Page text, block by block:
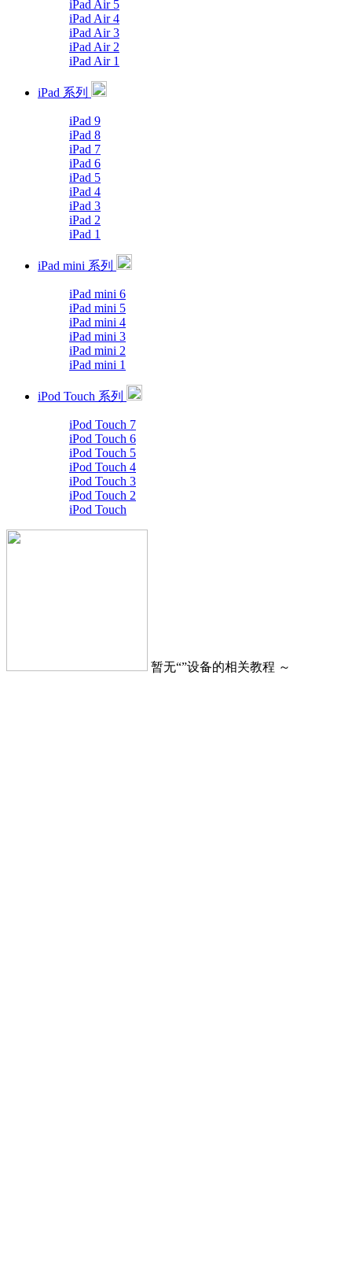
iPad Air 5
iPad Air 4
iPad Air 3
iPad Air 2
iPad Air 1
iPad 系列
iPad 9
iPad 8
iPad 7
iPad 6
iPad 5
iPad 4
iPad 3
iPad 2
iPad 1
iPad mini 系列
iPad mini 6
iPad mini 5
iPad mini 4
iPad mini 3
iPad mini 2
iPad mini 1
iPod Touch 系列
iPod Touch 7
iPod Touch 6
iPod Touch 5
iPod Touch 4
iPod Touch 3
iPod Touch 2
iPod Touch
暂无“”设备的相关教程 ～